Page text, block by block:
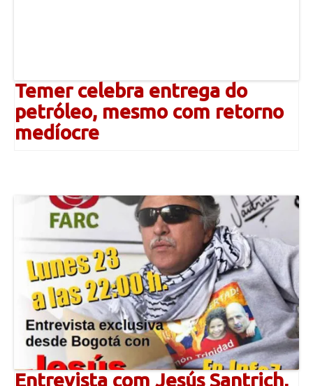
Temer celebra entrega do
petróleo, mesmo com retorno
medíocre
Entrevista com Jesús Santrich,